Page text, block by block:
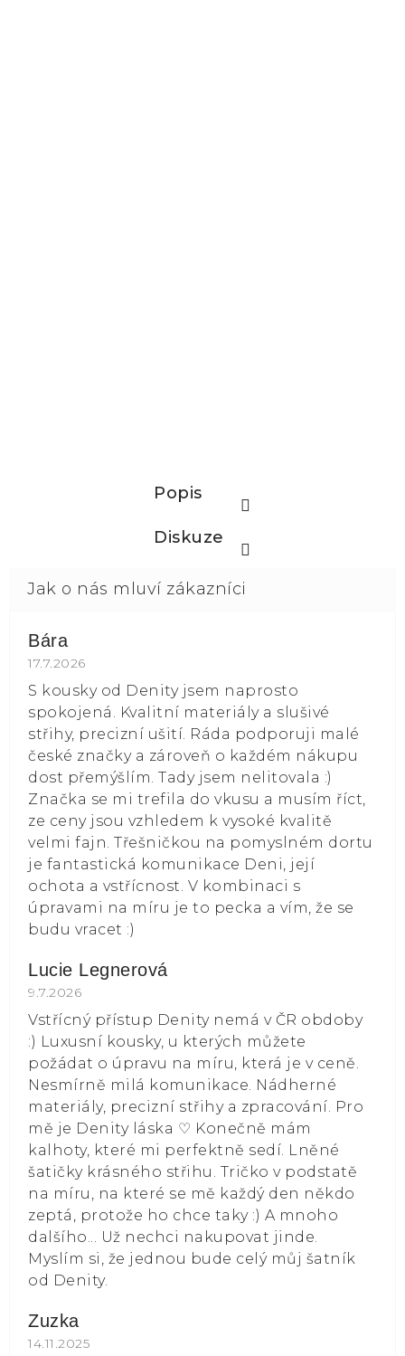
Popis
Diskuze
Bára
Hodnocení obchodu je 5 z 5 hvězdiček.
17.7.2026
S kousky od Denity jsem naprosto
spokojená. Kvalitní materiály a slušivé
střihy, precizní ušití. Ráda podporuji malé
české značky a zároveň o každém nákupu
dost přemýšlím. Tady jsem nelitovala :)
Značka se mi trefila do vkusu a musím říct,
ze ceny jsou vzhledem k vysoké kvalitě
velmi fajn. Třešničkou na pomyslném dortu
je fantastická komunikace Deni, její
ochota a vstřícnost. V kombinaci s
úpravami na míru je to pecka a vím, že se
budu vracet :)
Lucie Legnerová
Hodnocení obchodu je 5 z 5 hvězdiček.
9.7.2026
Vstřícný přístup Denity nemá v ČR obdoby
:) Luxusní kousky, u kterých můžete
požádat o úpravu na míru, která je v ceně.
Nesmírně milá komunikace. Nádherné
materiály, precizní střihy a zpracování. Pro
mě je Denity láska ⁠♡ Konečně mám
kalhoty, které mi perfektně sedí. Lněné
šatičky krásného střihu. Tričko v podstatě
na míru, na které se mě každý den někdo
zeptá, protože ho chce taky :) A mnoho
dalšího... Už nechci nakupovat jinde.
Myslím si, že jednou bude celý můj šatník
od Denity.
Zuzka
Hodnocení obchodu je 5 z 5 hvězdiček.
14.11.2025